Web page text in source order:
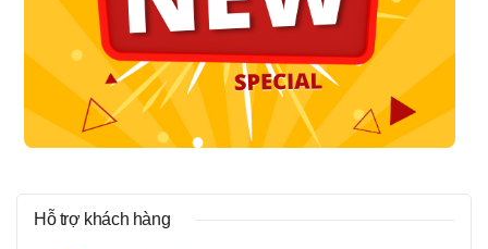
Hỗ trợ khách hàng